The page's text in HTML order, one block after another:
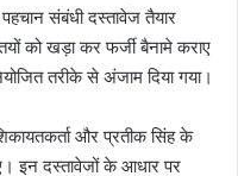
संबंधी दस्तावेज तैयार
को खड़ा कर फर्जी बैनामे कराए
तरीके से अंजाम दिया गया।
और प्रतीक सिंह के
इन दस्तावेजों के आधार पर